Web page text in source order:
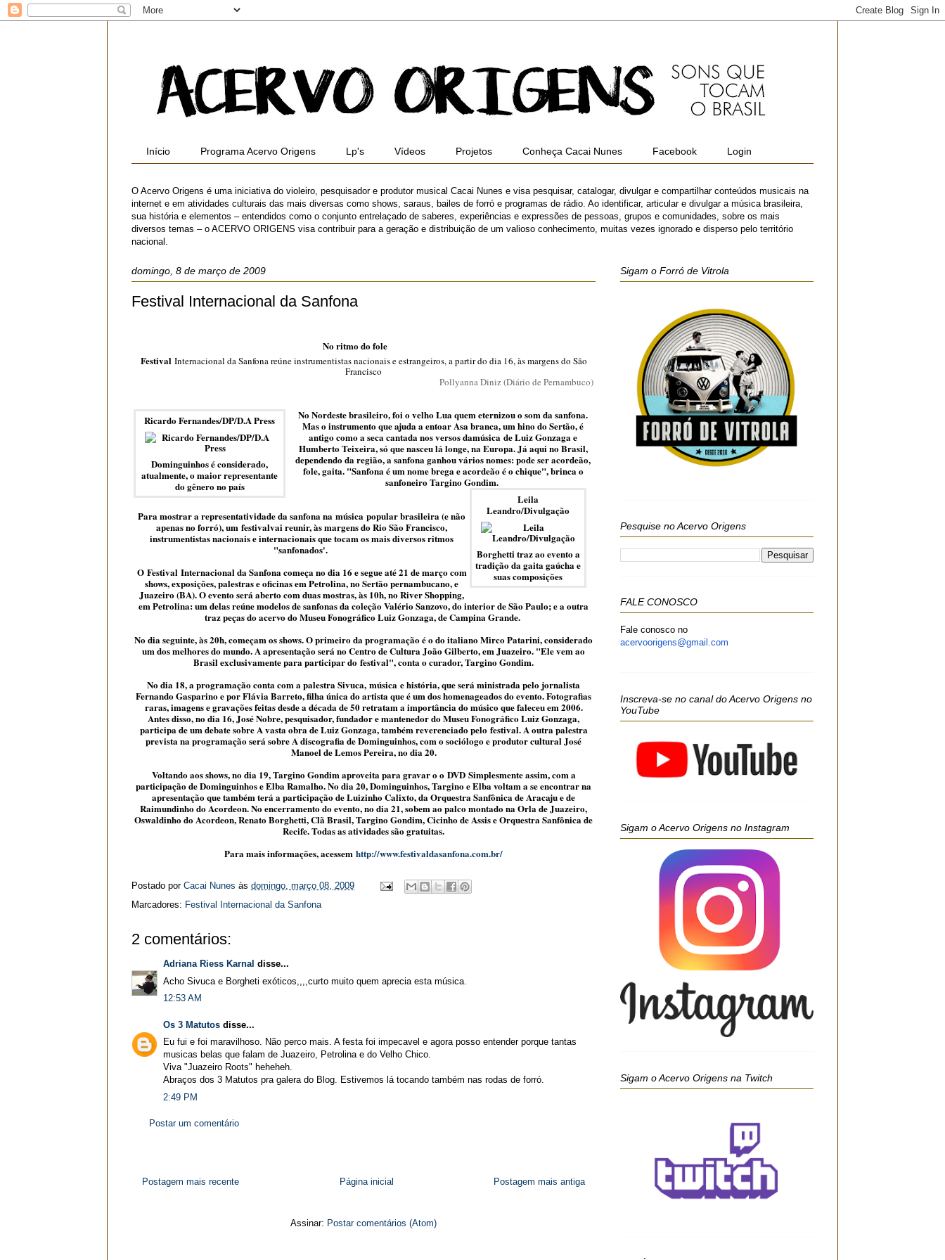
Início Programa Acervo Origens Lp's Vídeos Projetos Conheça Cacai Nunes Facebook Login
O Acervo Origens é uma iniciativa do violeiro, pesquisador e produtor musical Cacai Nunes e visa pesquisar, catalogar, divulgar e compartilhar conteúdos musicais na
internet e em atividades culturais das mais diversas como shows, saraus, bailes de forró e programas de rádio. Ao identificar, articular e divulgar a música brasileira,
sua história e elementos – entendidos como o conjunto entrelaçado de saberes, experiências e expressões de pessoas, grupos e comunidades, sobre os mais
diversos temas – o ACERVO ORIGENS visa contribuir para a geração e distribuição de um valioso conhecimento, muitas vezes ignorado e disperso pelo território
nacional.
domingo, 8 de março de 2009
Festival Internacional da Sanfona
No ritmo do fole
FestivalInternacional da Sanfona reúne instrumentistas nacionais e estrangeiros, a partir do dia 16, às margens do São
Francisco
Pollyanna Diniz (Diário de Pernambuco)
Ricardo Fernandes/DP/D.A Press
Dominguinhos é considerado,
atualmente, o maior representante
do gênero no país
No Nordeste brasileiro, foi o velho Lua quem eternizou o som da sanfona.
Mas o instrumento que ajuda a entoar Asa branca, um hino do Sertão, é
antigo como a seca cantada nos versos damúsica de Luiz Gonzaga e
Humberto Teixeira, só que nasceu lá longe, na Europa. Já aqui no Brasil,
dependendo da região, a sanfona ganhou vários nomes: pode ser acordeão,
fole, gaita. "Sanfona é um nome brega e acordeão é o chique", brinca o
sanfoneiro Targino Gondim.
Leila
Leandro/Divulgação
Borghetti traz ao evento a
tradição da gaita gaúcha e
suas composições
Para mostrar a representatividade da sanfona na música popular brasileira (e não
apenas no forró), um festivalvai reunir, às margens do Rio São Francisco,
instrumentistas nacionais e internacionais que tocam os mais diversos ritmos
"sanfonados'.
O FestivalInternacional da Sanfona começa no dia 16 e segue até 21 de março com
shows, exposições, palestras e oficinas em Petrolina, no Sertão pernambucano, e
Juazeiro (BA). O evento será aberto com duas mostras, às 10h, no River Shopping,
em Petrolina: um delas reúne modelos de sanfonas da coleção Valério Sanzovo, do interior de São Paulo; e a outra
traz peças do acervo do Museu Fonográfico Luiz Gonzaga, de Campina Grande.
No dia seguinte, às 20h, começam os shows. O primeiro da programação é o do italiano Mirco Patarini, considerado
um dos melhores do mundo. A apresentação será no Centro de Cultura João Gilberto, em Juazeiro. "Ele vem ao
Brasil exclusivamente para participar do festival", conta o curador, Targino Gondim.
No dia 18, a programação conta com a palestra Sivuca, música e história, que será ministrada pelo jornalista
Fernando Gasparino e por Flávia Barreto, filha única do artista que é um dos homenageados do evento. Fotografias
raras, imagens e gravações feitas desde a década de 50 retratam a importância do músico que faleceu em 2006.
Antes disso, no dia 16, José Nobre, pesquisador, fundador e mantenedor do Museu Fonográfico Luiz Gonzaga,
participa de um debate sobre A vasta obra de Luiz Gonzaga, também reverenciado pelo festival. A outra palestra
prevista na programação será sobre A discografia de Dominguinhos, com o sociólogo e produtor cultural José
Manoel de Lemos Pereira, no dia 20.
Voltando aos shows, no dia 19, Targino Gondim aproveita para gravar o o DVDSimplesmente assim, com a
participação de Dominguinhos e Elba Ramalho. No dia 20, Dominguinhos, Targino e Elba voltam a se encontrar na
apresentação que também terá a participação de Luizinho Calixto, da Orquestra Sanfônica de Aracaju e de
Raimundinho do Acordeon. No encerramento do evento, no dia 21, sobem ao palco montado na Orla de Juazeiro,
Oswaldinho do Acordeon, Renato Borghetti, Clã Brasil, Targino Gondim, Cicinho de Assis e Orquestra Sanfônica de
Recife. Todas as atividades são gratuitas.
Para mais informações, acessem http://www.festivaldasanfona.com.br/
Postado por Cacai Nunes às domingo, março 08, 2009
Marcadores: Festival Internacional da Sanfona
2 comentários:
Adriana Riess Karnal disse...
Acho Sivuca e Borgheti exóticos,,,,curto muito quem aprecia esta música.
12:53 AM
Os 3 Matutos disse...
Eu fui e foi maravilhoso. Não perco mais. A festa foi impecavel e agora posso entender porque tantas
musicas belas que falam de Juazeiro, Petrolina e do Velho Chico.
Viva "Juazeiro Roots" heheheh.
Abraços dos 3 Matutos pra galera do Blog. Estivemos lá tocando também nas rodas de forró.
2:49 PM
Postar um comentário
Postagem mais recente Postagem mais antiga
Página inicial
Assinar: Postar comentários (Atom)
Sigam o Forró de Vitrola
Pesquise no Acervo Origens
FALE CONOSCO
Fale conosco no
acervoorigens@gmail.com
Inscreva-se no canal do Acervo Origens no
YouTube
Sigam o Acervo Origens no Instagram
Sigam o Acervo Origens na Twitch